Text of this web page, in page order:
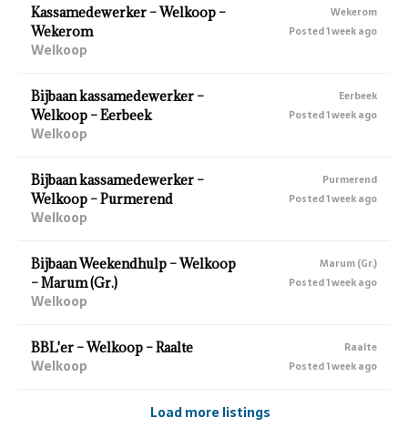
Kassamedewerker – Welkoop –
Wekerom
Welkoop
Wekerom
Posted 1 week ago
Bijbaan kassamedewerker –
Welkoop – Eerbeek
Welkoop
Eerbeek
Posted 1 week ago
Bijbaan kassamedewerker –
Welkoop – Purmerend
Welkoop
Purmerend
Posted 1 week ago
Bijbaan Weekendhulp – Welkoop
– Marum (Gr.)
Welkoop
Marum (Gr.)
Posted 1 week ago
BBL'er – Welkoop – Raalte
Welkoop
Raalte
Posted 1 week ago
Load more listings